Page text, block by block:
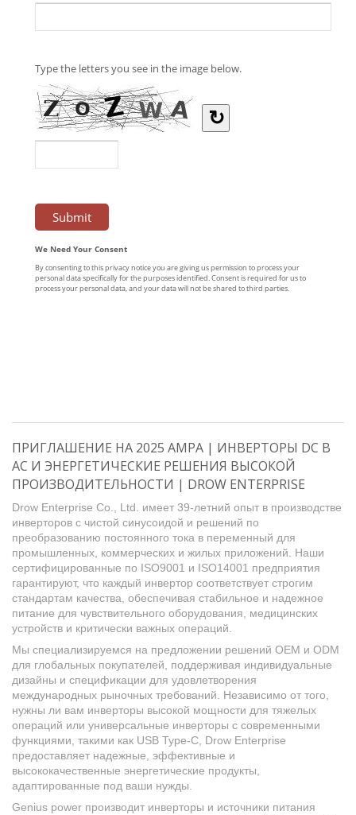
ПРИГЛАШЕНИЕ НА 2025 AMPA | ИНВЕРТОРЫ DC В
AC И ЭНЕРГЕТИЧЕСКИЕ РЕШЕНИЯ ВЫСОКОЙ
ПРОИЗВОДИТЕЛЬНОСТИ | DROW ENTERPRISE
Drow Enterprise Co., Ltd. имеет 39-летний опыт в производстве
инверторов с чистой синусоидой и решений по
преобразованию постоянного тока в переменный для
промышленных, коммерческих и жилых приложений. Наши
сертифицированные по ISO9001 и ISO14001 предприятия
гарантируют, что каждый инвертор соответствует строгим
стандартам качества, обеспечивая стабильное и надежное
питание для чувствительного оборудования, медицинских
устройств и критически важных операций.
Мы специализируемся на предложении решений OEM и ODM
для глобальных покупателей, поддерживая индивидуальные
дизайны и спецификации для удовлетворения
международных рыночных требований. Независимо от того,
нужны ли вам инверторы высокой мощности для тяжелых
операций или универсальные инверторы с современными
функциями, такими как USB Type-C, Drow Enterprise
предоставляет надежные, эффективные и
высококачественные энергетические продукты,
адаптированные под ваши нужды.
Genius power производит инверторы и источники питания